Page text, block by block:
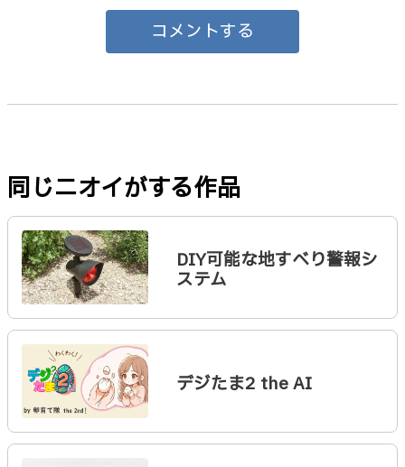
コメントする
同じニオイがする作品
DIY可能な地すべり警報シ
ステム
デジたま2 the AI